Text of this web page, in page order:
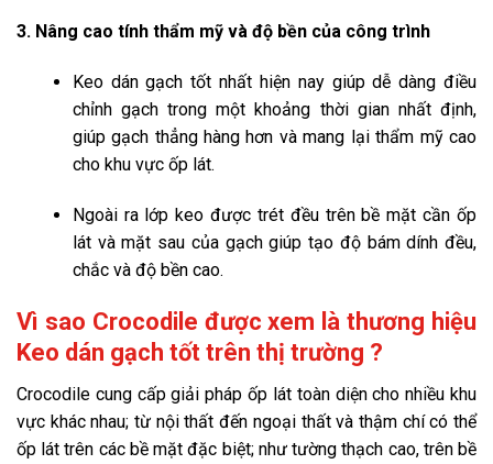
3. Nâng cao tính thẩm mỹ và độ bền của công trình
Keo dán gạch tốt nhất hiện nay giúp dễ dàng điều
chỉnh gạch trong một khoảng thời gian nhất định,
giúp gạch thẳng hàng hơn và mang lại thẩm mỹ cao
cho khu vực ốp lát.
Ngoài ra lớp keo được trét đều trên bề mặt cần ốp
lát và mặt sau của gạch giúp tạo độ bám dính đều,
chắc và độ bền cao.
Vì sao Crocodile được xem là thương hiệu
Keo dán gạch tốt trên thị trường ?
Crocodile cung cấp giải pháp ốp lát toàn diện cho nhiều khu
vực khác nhau; từ nội thất đến ngoại thất và thậm chí có thể
ốp lát trên các bề mặt đặc biệt; như tường thạch cao, trên bề